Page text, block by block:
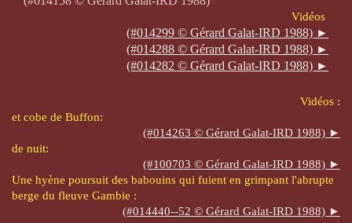
Vidéos
(#014299 © Gérard Galat-IRD 1988) ►
(#014288 © Gérard Galat-IRD 1988) ►
(#014282 © Gérard Galat-IRD 1988) ►
Vidéos :
et cobe de Buffon:
(#014263 © Gérard Galat-IRD 1988) ►
de nuit:
(#100703 © Gérard Galat-IRD 1988) ►
Une hyène poursuit des babouins qui fuient en grimpant l'abrupte
berge du fleuve Gambie :
(#014440--52 © Gérard Galat-IRD 1988) ►